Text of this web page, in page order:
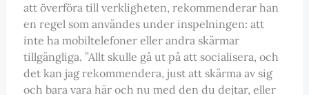
att överföra till verkligheten, rekommenderar han
en regel som användes under inspelningen: att
inte ha mobiltelefoner eller andra skärmar
tillgängliga. ”Allt skulle gå ut på att socialisera, och
det kan jag rekommendera, just att skärma av sig
och bara vara här och nu med den du dejtar, eller